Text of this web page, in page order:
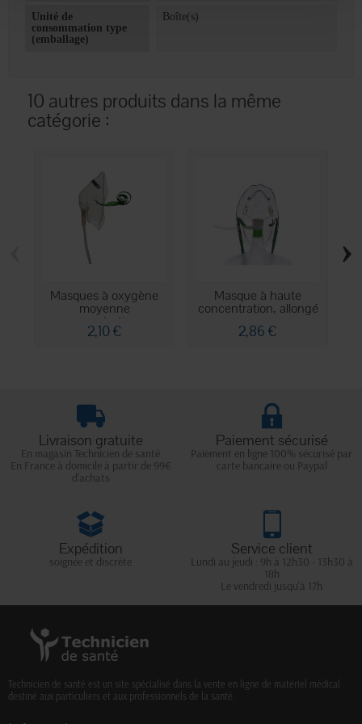
Unité de
consommation type
(emballage)
Boîte(s)
10 autres produits dans la même
catégorie :
Masques à oxygène
moyenne
concentration...
2,10 €
Masque à haute
concentration, allongé
avec...
2,86 €
›
Livraison gratuite
En magasin Technicien de santé
En France à domicile à partir de 99€
d'achats
Paiement sécurisé
Paiement en ligne 100% sécurisé par
carte bancaire ou Paypal
Expédition
soignée et discrète
Service client
Lundi au jeudi : 9h à 12h30 - 13h30 à
18h
Le vendredi jusqu'à 17h
Technicien de santé est un site spécialisé dans la vente en ligne de matériel médical
destiné aux particuliers et aux professionnels de la santé.